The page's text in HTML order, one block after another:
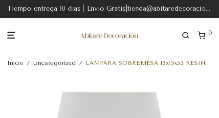
Tiempo entrega 10 dias | Envio Gratis|tienda@abitaredecoracion.com
0
Inicio / Uncategorized / LAMPARA SOBREMESA 15x15x53 RESINA BLANCO ALTO BRILLO/METAL NEGRO/CON PANTALLA